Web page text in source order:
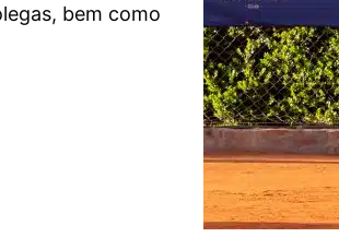
bem como